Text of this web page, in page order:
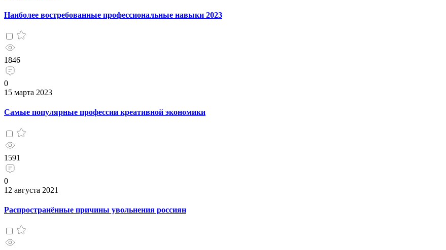
Наиболее востребованные профессиональные навыки 2023
1846
0
15 марта 2023
Самые популярные профессии креативной экономики
1591
0
12 августа 2021
Распространённые причины увольнения россиян